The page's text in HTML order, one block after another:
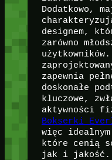
Dodatkowo,
designem,
zarówno
zapewnia
doskonałe
kluczowe,
aktywności
Bokserki
więc
które cenią
jak i jakość.